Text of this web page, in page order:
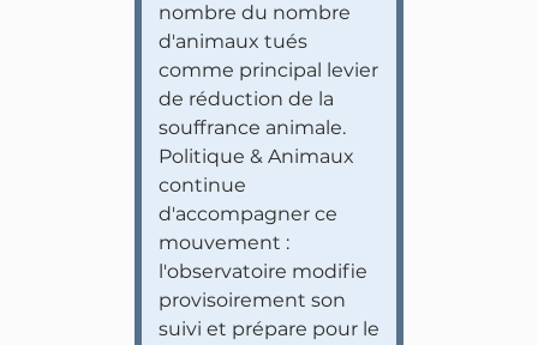
nombre du nombre
d'animaux tués
comme principal levier
de réduction de la
souffrance animale.
Politique & Animaux
continue
d'accompagner ce
mouvement :
l'observatoire modifie
provisoirement son
suivi et prépare pour le